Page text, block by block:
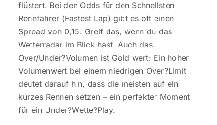
flüstert. Bei den Odds für den Schnellsten
Rennfahrer (Fastest Lap) gibt es oft einen
Spread von 0,15. Greif das, wenn du das
Wetterradar im Blick hast. Auch das
Over/Under?Volumen ist Gold wert: Ein hoher
Volumenwert bei einem niedrigen Over?Limit
deutet darauf hin, dass die meisten auf ein
kurzes Rennen setzen – ein perfekter Moment
für ein Under?Wette?Play.